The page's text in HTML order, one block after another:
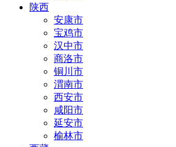
陕西
安康市
宝鸡市
汉中市
商洛市
铜川市
渭南市
西安市
咸阳市
延安市
榆林市